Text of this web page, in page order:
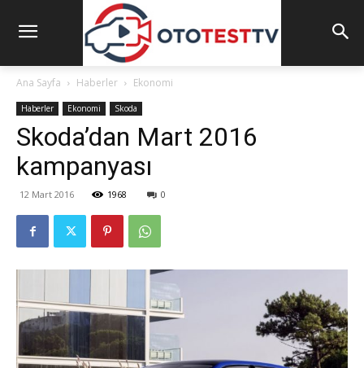
Ana Sayfa Haberler Ekonomi
Haberler Ekonomi Skoda
Skoda’dan Mart 2016
kampanyası
12 Mart 2016 1968 0